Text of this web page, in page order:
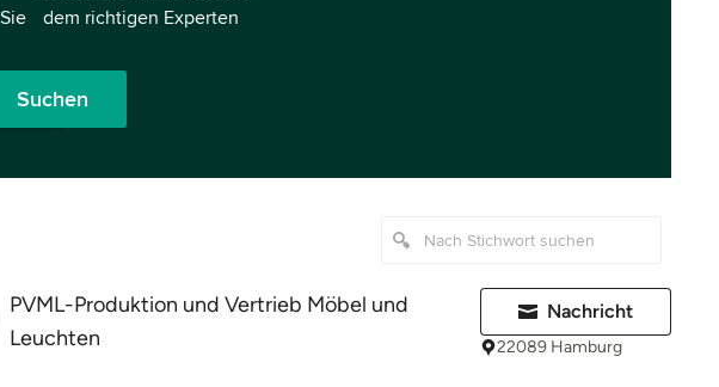
dem richtigen Experten
Suchen
PVML-Produktion und Vertrieb Möbel und
Leuchten
Nachricht
22089 Hamburg